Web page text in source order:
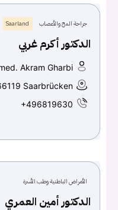
جراحة المخ والأعصاب Saarland
الدكتور أكرم غربي
Akram Gharbi
Saarbrücken
+496819630
الأمراض الباطنية وطب الأسرة
الدكتور أمين العمري